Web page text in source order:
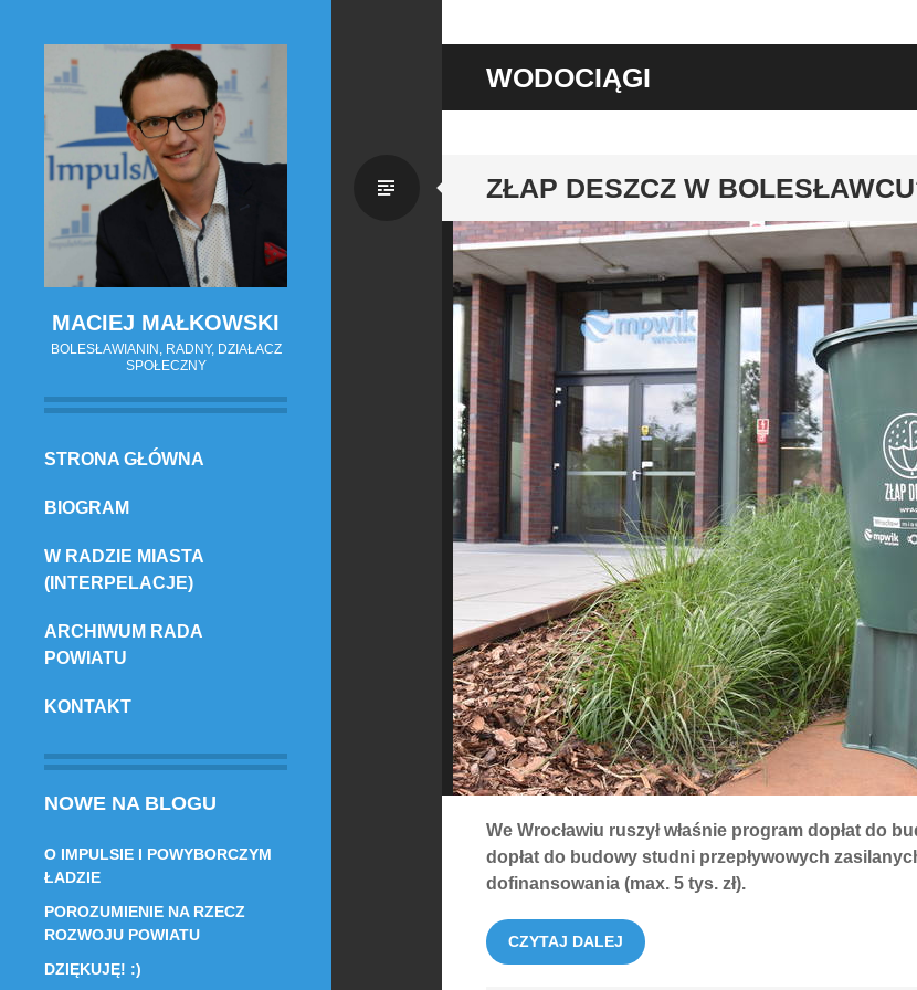
MACIEJ MAŁKOWSKI
BOLESŁAWIANIN, RADNY, DZIAŁACZ
SPOŁECZNY
PRZESKOCZ
TREŚCI
STRONA GŁÓWNA
BIOGRAM
W RADZIE MIASTA
(INTERPELACJE)
ARCHIWUM RADA
POWIATU
KONTAKT
NOWE NA BLOGU
O IMPULSIE I POWYBORCZYM
ŁADZIE
POROZUMIENIE NA RZECZ
ROZWOJU POWIATU
DZIĘKUJĘ! :)
WODOCIĄGI
ZŁAP DESZCZ W
Zwykły
wpis
We Wrocławiu ruszył właśnie program dopłat do
dopłat do budowy studni przepływowych
dofinansowania (max. 5 tys. zł).
CZYTAJ DALEJ